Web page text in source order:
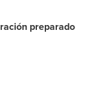
preparado